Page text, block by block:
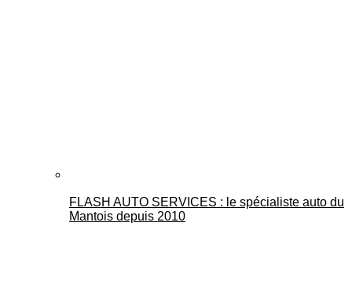
FLASH AUTO SERVICES : le spécialiste auto du
Mantois depuis 2010